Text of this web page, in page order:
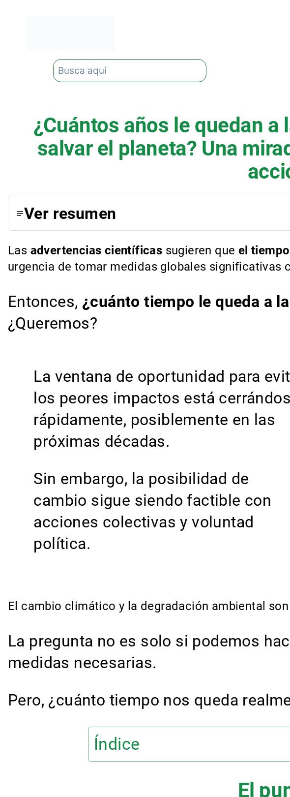
Buscar
¿Cuántos años le quedan a
salvar el planeta? Una
Ver resumen
Las advertencias científicas sugieren que el
urgencia de tomar medidas globales
Entonces, ¿cuánto tiempo le queda a
¿Queremos?
La ventana de oportunidad para
los peores impactos está
rápidamente, posiblemente en las
próximas décadas.
Sin embargo, la posibilidad de
cambio sigue siendo factible con
acciones colectivas y voluntad
política.
El cambio climático y la degradación ambiental
La pregunta no es solo si podemos
medidas necesarias.
Pero, ¿cuánto tiempo nos queda
Índice
El